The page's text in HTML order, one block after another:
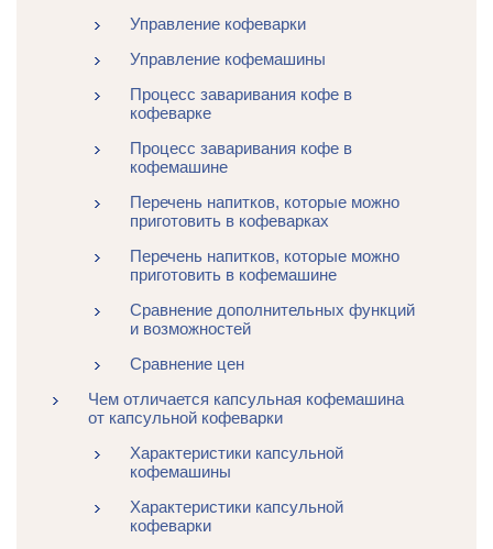
Управление кофеварки
Управление кофемашины
Процесс заваривания кофе в
кофеварке
Процесс заваривания кофе в
кофемашине
Перечень напитков, которые можно
приготовить в кофеварках
Перечень напитков, которые можно
приготовить в кофемашине
Сравнение дополнительных функций
и возможностей
Сравнение цен
Чем отличается капсульная кофемашина
от капсульной кофеварки
Характеристики капсульной
кофемашины
Характеристики капсульной
кофеварки